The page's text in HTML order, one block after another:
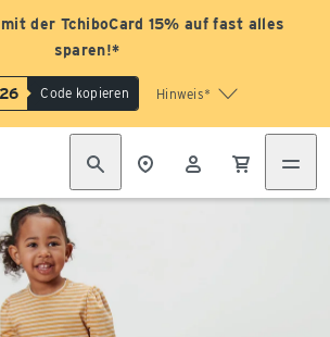
der TchiboCard 15% auf fast alles
sparen!*
Code kopieren Hinweis*